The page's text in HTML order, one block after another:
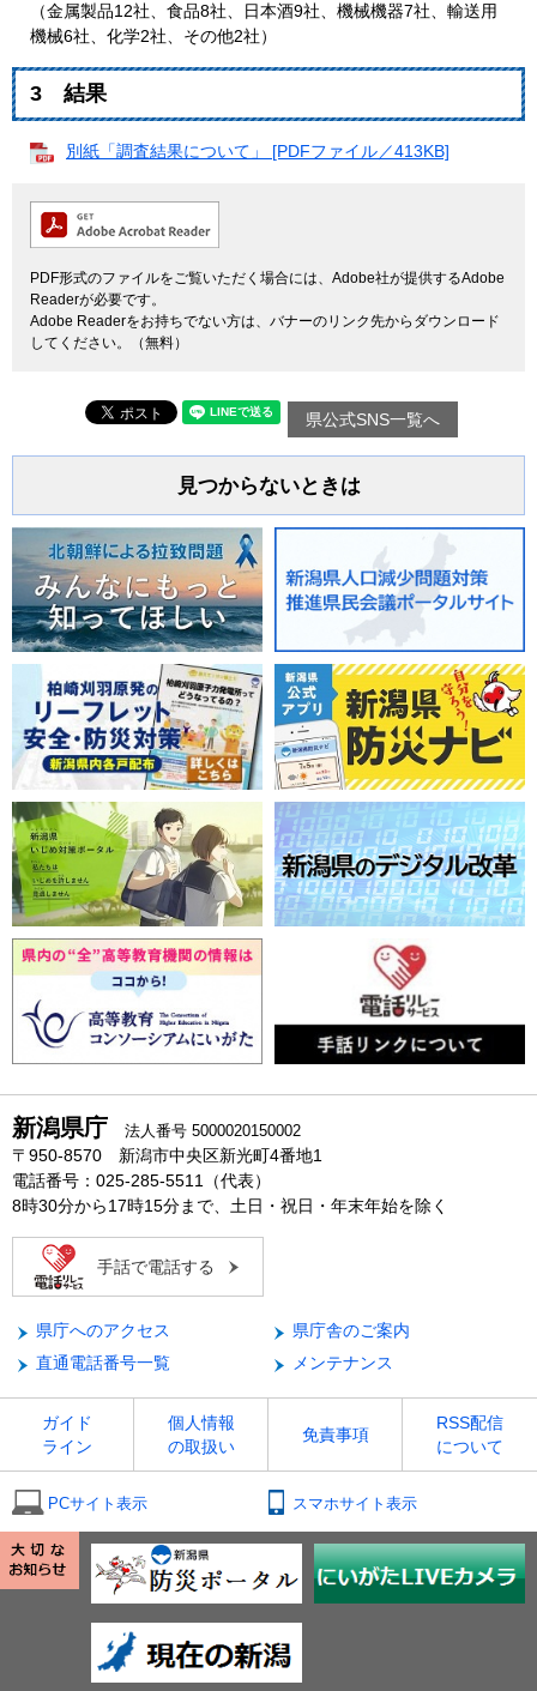
（金属製品12社、食品8社、日本酒9社、機械機器7社、輸送用
機械6社、化学2社、その他2社）
3 結果
別紙「調査結果について」 [PDFファイル／413KB]
PDF形式のファイルをご覧いただく場合には、Adobe社が提供するAdobe
Readerが必要です。
Adobe Readerをお持ちでない方は、バナーのリンク先からダウンロード
してください。（無料）
県公式SNS一覧へ
見つからないときは
新潟県庁 法人番号 5000020150002
〒950-8570 新潟市中央区新光町4番地1
電話番号：025-285-5511（代表）
8時30分から17時15分まで、土日・祝日・年末年始を除く
手話で電話する
県庁へのアクセス
県庁舎のご案内
直通電話番号一覧
メンテナンス
ガイド
ライン
個人情報
の取扱い
免責事項
RSS配信
について
PCサイト表示 スマホサイト表示